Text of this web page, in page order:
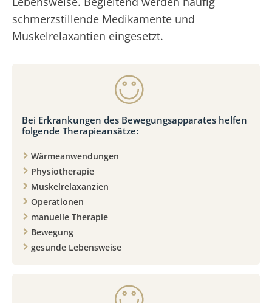
schmerzstillende Medikamente und
Muskelrelaxantien eingesetzt.
Bei Erkrankungen des Bewegungsapparates helfen
folgende Therapieansätze:
Wärmeanwendungen
Physiotherapie
Muskelrelaxanzien
Operationen
manuelle Therapie
Bewegung
gesunde Lebensweise